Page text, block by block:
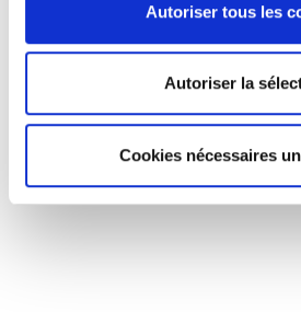
Autoriser tous les
Autoriser la
Cookies nécessaires